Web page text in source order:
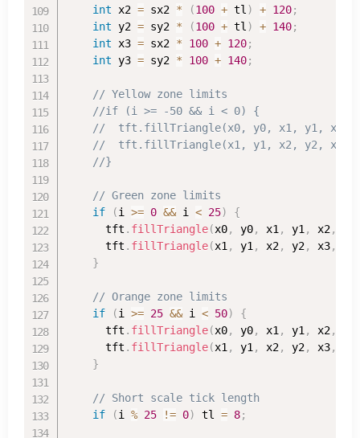
int x2 = sx2 * (100 + tl ) + 120;
int y2 = sy2 * (100 + tl ) + 140;
int x3 = sx2 * 100 + 120;
int y3 = sy2 * 100 + 140;
// Yellow zone limits
//if (i >= -50 && i < 0) {
//  tft.fillTriangle(x0, y0, x1, y1, x2, y2,
//  tft.fillTriangle(x1, y1, x2, y2, x3, y3,
//}
// Green zone limits
if
(i >= 0 && i < 25)
{
      tft
. fillTriangle(x0, y0, x1 , y1 , x2,
      tft
. fillTriangle(x1 , y1 , x2, y2, x3,
}
// Orange zone limits
if
(i >= 25 && i < 50)
{
      tft
. fillTriangle(x0, y0, x1 , y1 , x2,
      tft
. fillTriangle(x1 , y1 , x2, y2, x3,
}
// Short scale tick length
if
(i % 25 != 0) tl = 8;